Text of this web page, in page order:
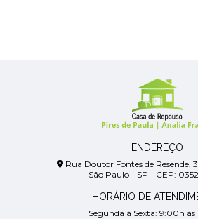
ENDEREÇO
Rua Doutor Fontes de Resende,
São Paulo - SP - CEP:
HORÁRIO DE
Segunda à Sexta: 9:00h